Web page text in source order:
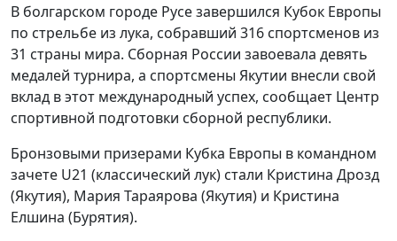
В болгарском городе Русе завершился Кубок Европы
по стрельбе из лука, собравший 316 спортсменов из
31 страны мира. Сборная России завоевала девять
медалей турнира, а спортсмены Якутии внесли свой
вклад в этот международный успех, сообщает Центр
спортивной подготовки сборной республики.
Бронзовыми призерами Кубка Европы в командном
зачете U21 (классический лук) стали Кристина Дрозд
(Якутия), Мария Тараярова (Якутия) и Кристина
Елшина (Бурятия).